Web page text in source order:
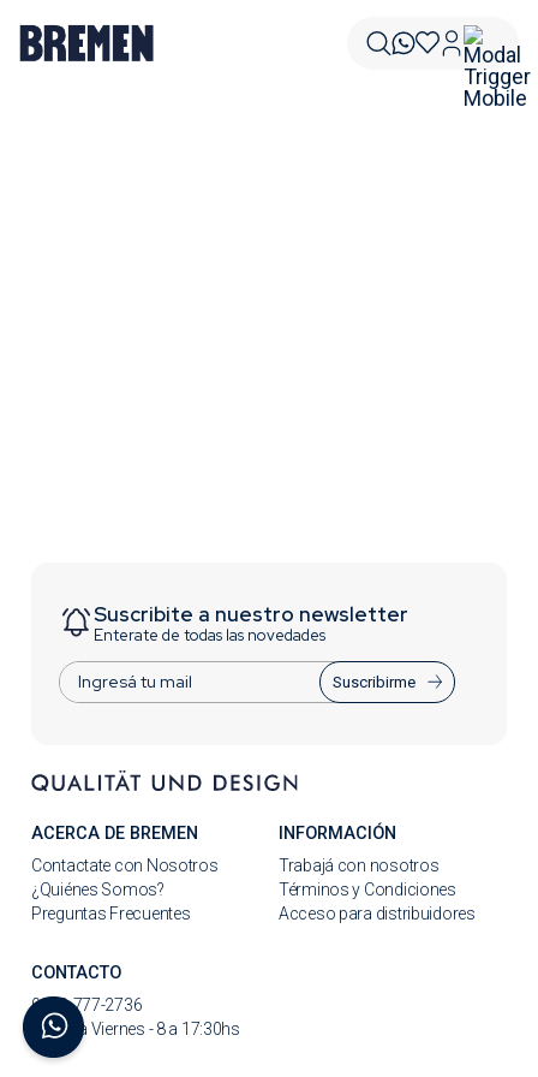
Suscribite a nuestro newsletter
Enterate de todas las novedades
Suscribirme
ACERCA DE BREMEN
Contactate con Nosotros
¿Quiénes Somos?
Preguntas Frecuentes
INFORMACIÓN
Trabajá con nosotros
Términos y Condiciones
Acceso para distribuidores
CONTACTO
0810-777-2736
Lunes a Viernes - 8 a 17:30hs